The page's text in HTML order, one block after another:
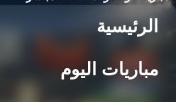
الرئيسية
مباريات اليوم